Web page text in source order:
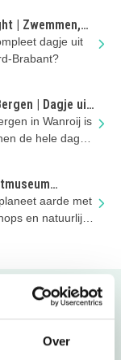
Over
| Zwemmen,
kinderen
dagje uit
Brabant?
| Dagje uit
Brabant
in Wanroij is
de hele dag
aarde met
en natuurlijk